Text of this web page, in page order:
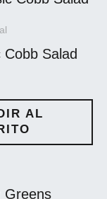
Cobb Salad
AL